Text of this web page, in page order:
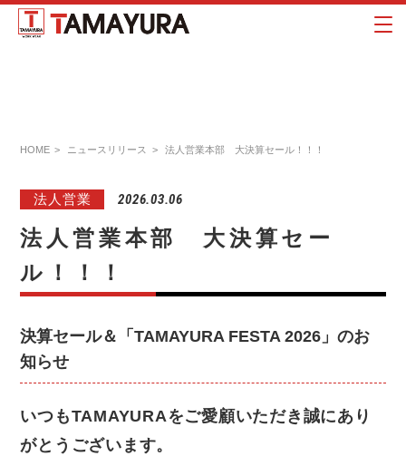
HOME ニュースリリース 法人営業本部 大決算セール！！！
法人営業 2026.03.06
法人営業本部 大決算セー
ル！！！
決算セール＆「TAMAYURA FESTA 2026」のお
知らせ
いつもTAMAYURAをご愛顧いただき誠にあり
がとうございます。